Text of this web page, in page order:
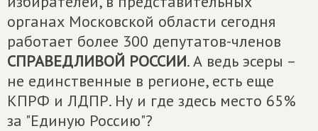
органах Московской области сегодня
работает более 300 депутатов-членов
СПРАВЕДЛИВОЙ РОССИИ. А ведь эсеры –
не единственные в регионе, есть еще
КПРФ и ЛДПР. Ну и где здесь место 65%
за "Единую Россию"?